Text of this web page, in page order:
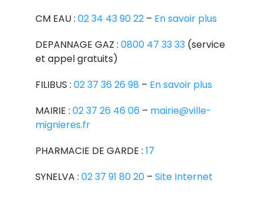
CM EAU : 02 34 43 90 22 – En savoir plus
DEPANNAGE GAZ : 0800 47 33 33 (service
et appel gratuits)
FILIBUS : 02 37 36 26 98 – En savoir plus
MAIRIE : 02 37 26 46 06 – mairie@ville-
mignieres.fr
PHARMACIE DE GARDE : 17
SYNELVA : 02 37 91 80 20 – Site Internet